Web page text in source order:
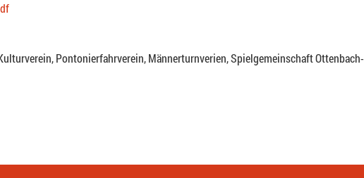
Pontonierfahrverein, Männerturnverien, Spielgemeinschaft Ottenbach-